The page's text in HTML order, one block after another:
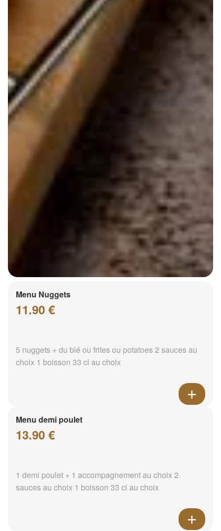
Menu Nuggets
11.90 €
5 nuggets + du blé ou frites ou potatoes 2 sauces au
choix 1 boisson 33 cl au choix
Menu demi poulet
13.90 €
1 demi poulet + 1 accompagnement au choix 2
sauces au choix 1 boisson 33 cl au choix